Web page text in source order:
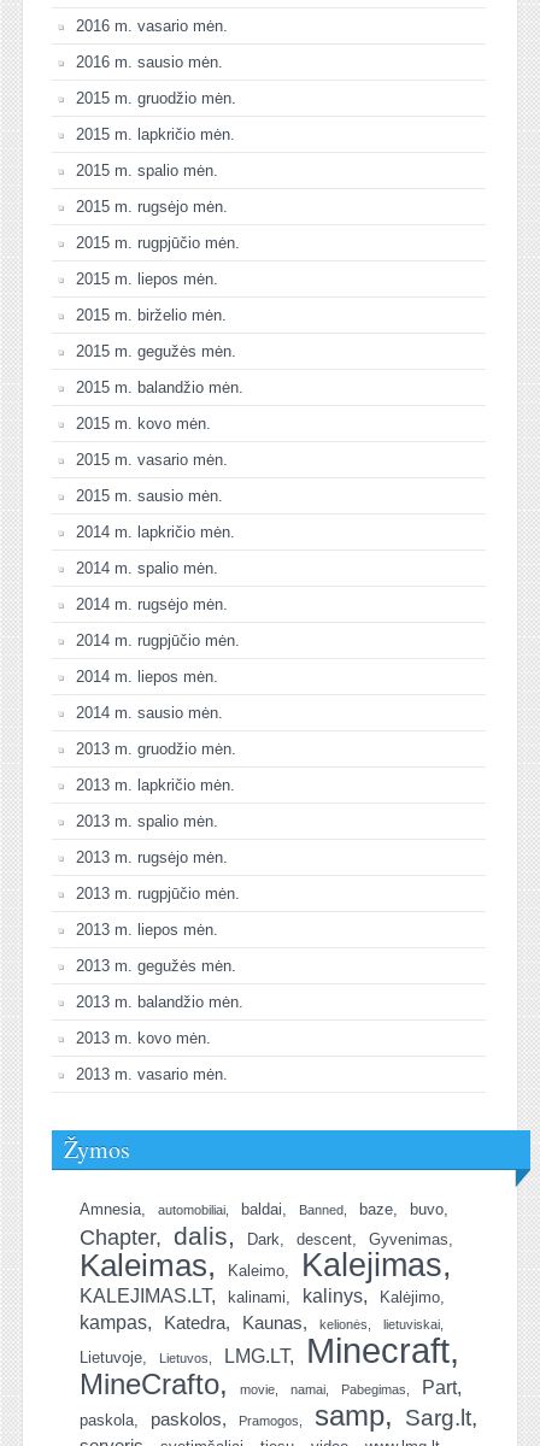
2016 m. vasario mėn.
2016 m. sausio mėn.
2015 m. gruodžio mėn.
2015 m. lapkričio mėn.
2015 m. spalio mėn.
2015 m. rugsėjo mėn.
2015 m. rugpjūčio mėn.
2015 m. liepos mėn.
2015 m. birželio mėn.
2015 m. gegužės mėn.
2015 m. balandžio mėn.
2015 m. kovo mėn.
2015 m. vasario mėn.
2015 m. sausio mėn.
2014 m. lapkričio mėn.
2014 m. spalio mėn.
2014 m. rugsėjo mėn.
2014 m. rugpjūčio mėn.
2014 m. liepos mėn.
2014 m. sausio mėn.
2013 m. gruodžio mėn.
2013 m. lapkričio mėn.
2013 m. spalio mėn.
2013 m. rugsėjo mėn.
2013 m. rugpjūčio mėn.
2013 m. liepos mėn.
2013 m. gegužės mėn.
2013 m. balandžio mėn.
2013 m. kovo mėn.
2013 m. vasario mėn.
Žymos
Amnesia automobiliai baldai Banned baze buvo
Chapter dalis Dark descent Gyvenimas
Kaleimas Kaleimo Kalejimas
KALEJIMAS.LT kalinami kalinys Kalėjimo
kampas Katedra Kaunas kelionės lietuviskai
Lietuvoje Lietuvos LMG.LT Minecraft
MineCrafto movie namai Pabegimas Part
paskola paskolos Pramogos samp Sarg.lt